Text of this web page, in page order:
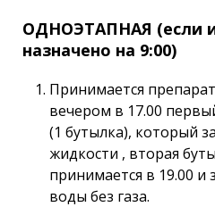
ОДНОЭТАПНАЯ (если
назначено на 9:00)
Принимается
вечером в 17.00
(1 бутылка), который
жидкости , вторая
принимается в 19.00 и
воды без газа.